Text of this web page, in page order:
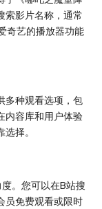
索影片名称，通常
奇艺的播放器功能
多种观看选项，包
内容库和用户体验
择。
。您可以在B站搜
员免费观看或限时